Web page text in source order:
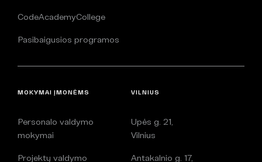
CodeAcademyCollege
Pasibaigusios programos
MOKYMAI ĮMONĖMS
Personalo valdymo
mokymai
Projektų valdymo
VILNIUS
Upės g. 21,
Vilnius
Antakalnio g. 17,